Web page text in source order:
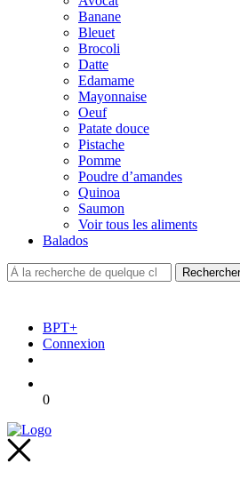
Banane
Bleuet
Brocoli
Datte
Edamame
Mayonnaise
Oeuf
Patate douce
Pistache
Pomme
Poudre d’amandes
Quinoa
Saumon
Voir tous les aliments
Balados
BPT+
Connexion
0